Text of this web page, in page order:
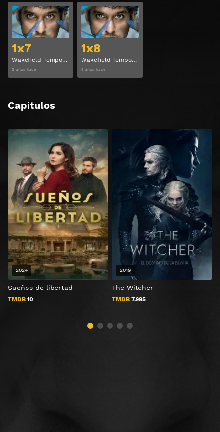
1x7
Wakefield Temporada 1 Capitulo 7
5 años hace
Ver
1x8
Wakefield Temporada 1 Capitulo 8
5 años hace
Capitulos
Sueños de libertad
TMDB 10
2024
The Witcher
TMDB 7.995
2019